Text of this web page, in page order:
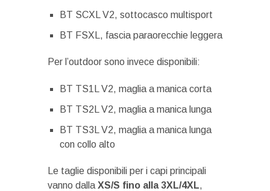
BT SCXL V2, sottocasco multisport
BT FSXL, fascia paraorecchie leggera
Per l’outdoor sono invece disponibili:
BT TS1L V2, maglia a manica corta
BT TS2L V2, maglia a manica lunga
BT TS3L V2, maglia a manica lunga
con collo alto
Le taglie disponibili per i capi principali
vanno dalla XS/S fino alla 3XL/4XL,